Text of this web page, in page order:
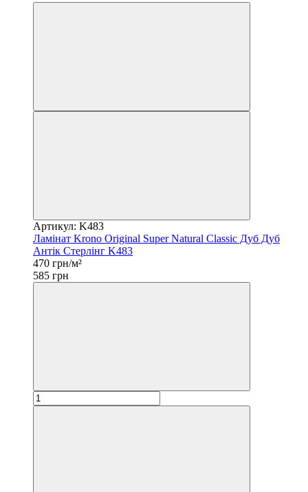
Артикул: K483
Ламінат Krono Original Super Natural Classic Дуб Дуб
Антік Стерлінг K483
470 грн/м²
585 грн